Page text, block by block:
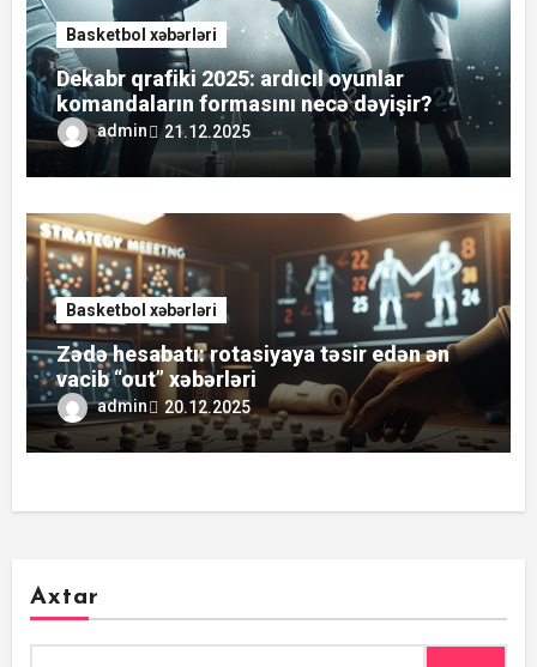
Basketbol xəbərləri
Dekabr qrafiki 2025: ardıcıl oyunlar
komandaların formasını necə dəyişir?
admin 21.12.2025
Basketbol xəbərləri
Zədə hesabatı: rotasiyaya təsir edən ən
vacib “out” xəbərləri
admin 20.12.2025
Axtar